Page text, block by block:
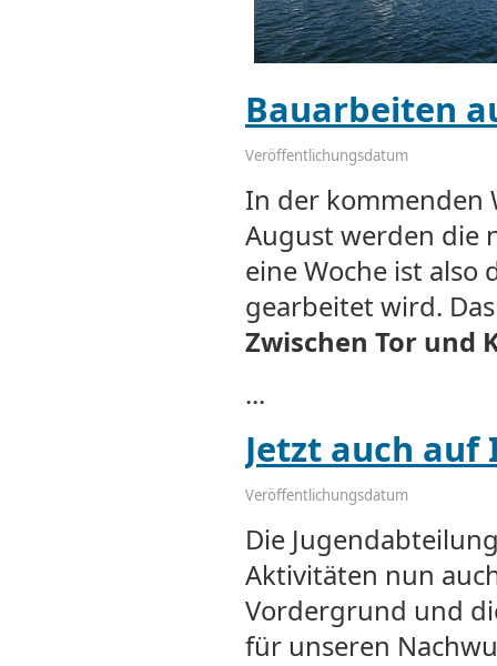
Bauarbeiten
Veröffentlichungsdatum
In der kommenden
August werden die
eine Woche ist also
gearbeitet wird.
Zwischen Tor und
...
Jetzt auch
Veröffentlichungsdatum
Die
Aktivitäten nun
Vordergrund und
für unseren